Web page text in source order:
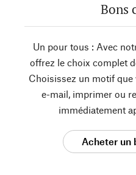
Bons
Un pour tous : Avec
offrez le choix complet
Choisissez un motif
e-mail, imprimer ou
immédiatement
Acheter un